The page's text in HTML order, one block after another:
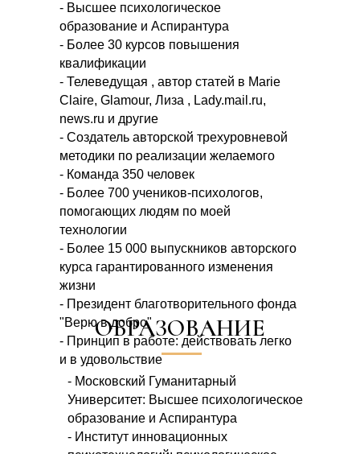
- Высшее психологическое
образование и Аспирантура
- Более 30 курсов повышения
квалификации
- Телеведущая , автор статей в Marie
Claire, Glamour, Лиза , Lady.mail.ru,
news.ru и другие
- Создатель авторской трехуровневой
методики по реализации желаемого
- Команда 350 человек
- Более 700 учеников-психологов,
помогающих людям по моей
технологии
- Более 15 000 выпускников авторского
курса гарантированного изменения
жизни
- Президент благотворительного фонда
"Верю в добро"
- Принцип в работе: действовать легко
и в удовольствие
ОБРАЗОВАНИЕ
- Московский Гуманитарный
Университет: Высшее психологическое
образование и Аспирантура
- Институт инновационных